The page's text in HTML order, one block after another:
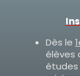
Dès le
élèves
études